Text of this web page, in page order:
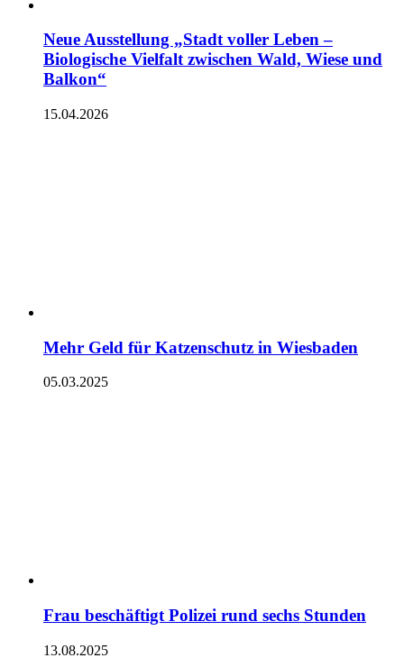
Neue Ausstellung „Stadt voller Leben –
Biologische Vielfalt zwischen Wald, Wiese und
Balkon“
15.04.2026
Mehr Geld für Katzenschutz in Wiesbaden
05.03.2025
Frau beschäftigt Polizei rund sechs Stunden
13.08.2025